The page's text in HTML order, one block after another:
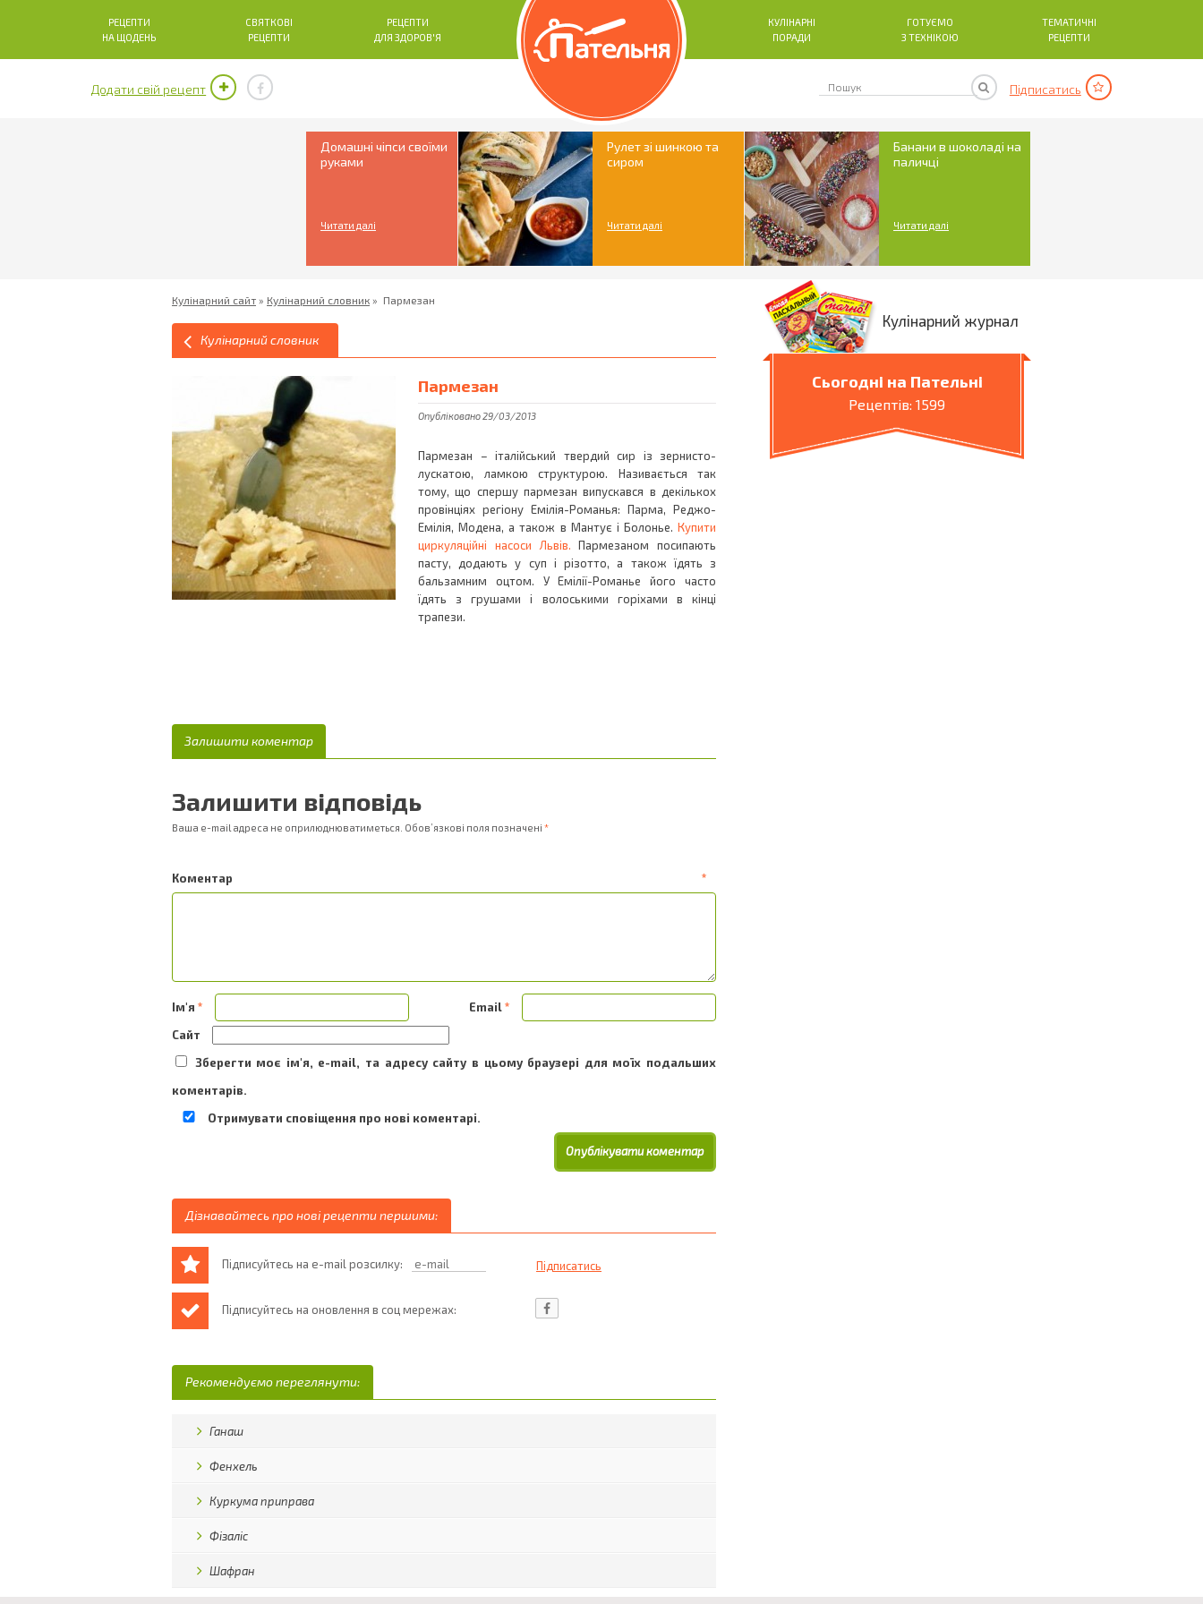
РЕЦЕПТИ
НА ЩОДЕНЬ
СВЯТКОВІ
РЕЦЕПТИ
РЕЦЕПТИ
ДЛЯ ЗДОРОВ'Я
КУЛІНАРНІ
ПОРАДИ
ГОТУЄМО
З ТЕХНІКОЮ
ТЕМАТИЧНІ
РЕЦЕПТИ
Додати свій рецепт Підписатись
Домашні чіпси своїми
руками
Читати далі
Рулет зі шинкою та
сиром
Читати далі
Банани в шоколаді на
паличці
Читати далі
Кулінарний сайт » Кулінарний словник » Пармезан
Кулінарний словник
Пармезан
Опубліковано 29/03/2013
Пармезан – італійський твердий сир із зернисто-
лускатою, ламкою структурою. Називається так
тому, що спершу пармезан випускався в декількох
провінціях регіону Емілія-Романья: Парма, Реджо-
Емілія, Модена, а також в Мантує і Болонье. Купити
циркуляційні насоси Львів. Пармезаном посипають
пасту, додаютьу суп і різотто, а також їдять з
бальзамним оцтом. У Емілії-Романье його часто
їдять з грушами і волоськими горіхами в кінці
трапези.
Залишити коментар
Залишити відповідь
Ваша e-mail адреса не оприлюднюватиметься. Обов’язкові поля позначені *
Коментар *
Ім'я * Email*
Сайт
Зберегти моє ім'я, e-mail, та адресу сайту в цьому браузері для моїх подальших
коментарів.
Отримувати сповіщення про нові коментарі.
Дізнавайтесь про нові рецепти першими:
Підписуйтесь на e-mail розсилку:
Підписуйтесь на оновлення в соц мережах:
Рекомендуємо переглянути:
Ганаш
Фенхель
Куркума приправа
Фізаліс
Шафран
Кулінарний журнал
Сьогодні на Пательні
Рецептів: 1599